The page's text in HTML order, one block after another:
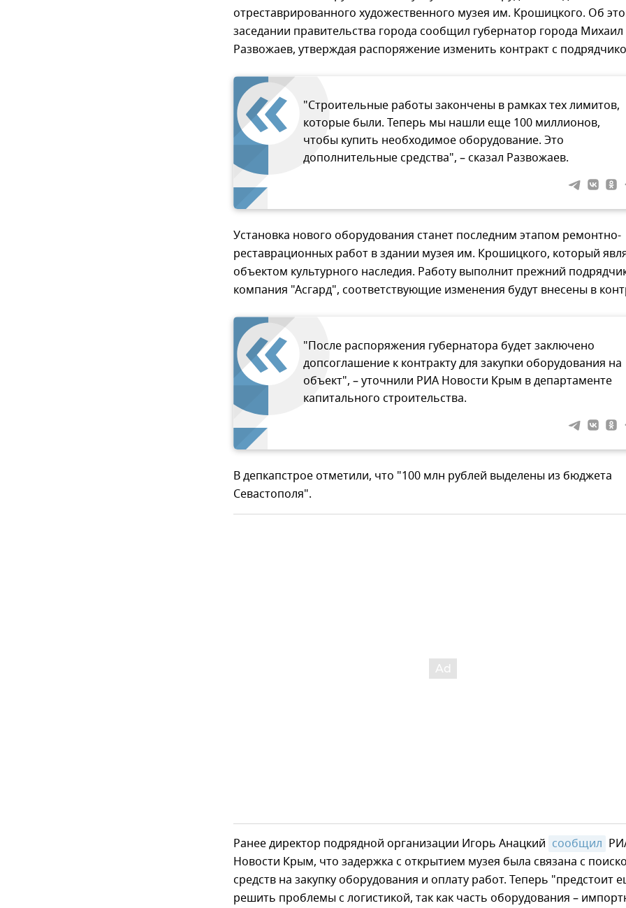
отреставрированного художественного музея им. Крошицкого. Об
заседании правительства города сообщил губернатор города Михаил
Развожаев, утверждая распоряжение изменить контракт с
"Строительные работы закончены в рамках тех лимитов,
которые были. Теперь мы нашли еще 100 миллионов,
чтобы купить необходимое оборудование. Это
дополнительные средства", – сказал Развожаев.
Установка нового оборудования станет последним этапом ремонтно-
реставрационных работ в здании музея им. Крошицкого, который
объектом культурного наследия. Работу выполнит прежний
компания "Асгард", соответствующие изменения будут внесены в
"После распоряжения губернатора будет заключено
допсоглашение к контракту для закупки оборудования на
объект", – уточнили РИА Новости Крым в департаменте
капитального строительства.
В депкапстрое отметили, что "100 млн рублей выделены из бюджета
Севастополя".
Ранее директор подрядной организации Игорь Анацкий сообщил
Новости Крым, что задержка с открытием музея была связана с
средств на закупку оборудования и оплату работ. Теперь "предстоит
решить проблемы с логистикой, так как часть оборудования –